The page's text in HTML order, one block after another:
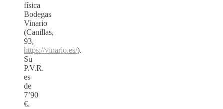
física
Bodegas
Vinario
(Canillas,
93,
https://vinario.es/).
Su
P.V.R.
es
de
7’90
€.